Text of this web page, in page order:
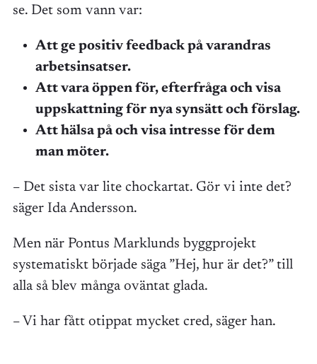
se. Det som vann var:
Att ge positiv feedback på varandras
arbetsinsatser.
Att vara öppen för, efterfråga och visa
uppskattning för nya synsätt och förslag.
Att hälsa på och visa intresse för dem
man möter.
– Det sista var lite chockartat. Gör vi inte det?
säger Ida Andersson.
Men när Pontus Marklunds byggprojekt
systematiskt började säga ”Hej, hur är det?” till
alla så blev många oväntat glada.
– Vi har fått otippat mycket cred, säger han.